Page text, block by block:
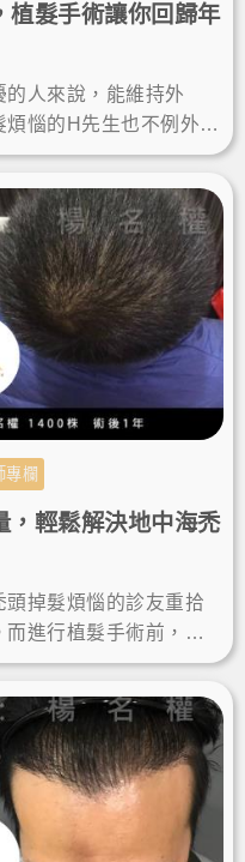
植髮手術讓你回歸年
人來說，能維持外
惱的H先生也不例外，
術後的植髮成果讓他
專欄
，輕鬆解決地中海禿
掉髮煩惱的診友重拾
進行植髮手術前，選
後照顧，才能擁有最